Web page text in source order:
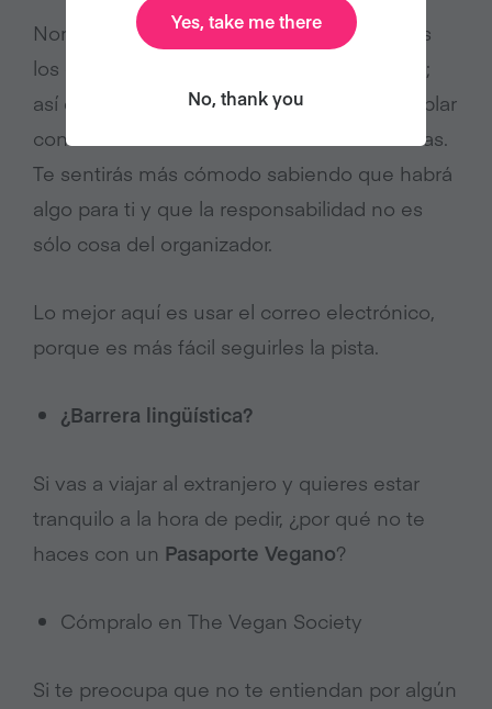
Normalmente son los propios compañeros
los que organizan las reuniones de trabajo;
así que hazles saber que no te importa hablar
con el local directamente si facilita las cosas.
Te sentirás más cómodo sabiendo que habrá
algo para ti y que la responsabilidad no es
sólo cosa del organizador.
Lo mejor aquí es usar el correo electrónico,
porque es más fácil seguirles la pista.
¿Barrera lingüística?
Si vas a viajar al extranjero y quieres estar
tranquilo a la hora de pedir, ¿por qué no te
haces con un Pasaporte Vegano?
Cómpralo en The Vegan Society
Si te preocupa que no te entiendan por algún
Yes, take me there
No, thank you